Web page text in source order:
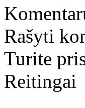
Rašyti
Turite
Reitingai